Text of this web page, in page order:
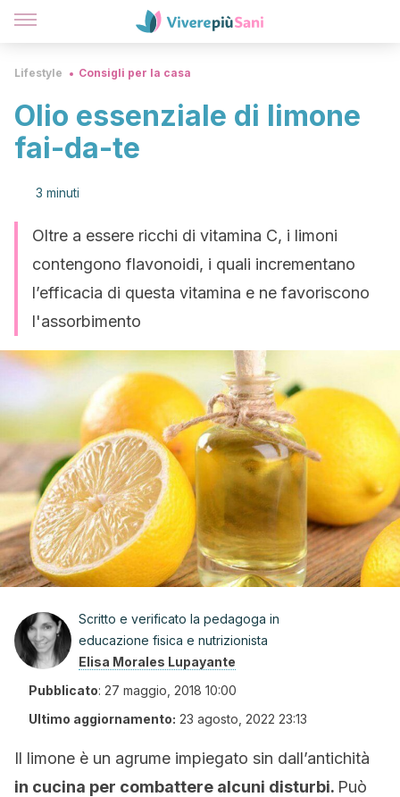
Lifestyle Consigli per la casa
Olio essenziale di limone
fai-da-te
3 minuti
Oltre a essere ricchi di vitamina C, i limoni
contengono flavonoidi, i quali incrementano
l’efficacia di questa vitamina e ne favoriscono
l'assorbimento
Scritto e verificato la pedagoga in
educazione fisica e nutrizionista
Elisa Morales Lupayante
Pubblicato: 27 maggio, 2018 10:00
Ultimo aggiornamento: 23 agosto, 2022 23:13
Il limone è un agrume impiegato sin dall’antichità
in cucina per combattere alcuni disturbi. Può